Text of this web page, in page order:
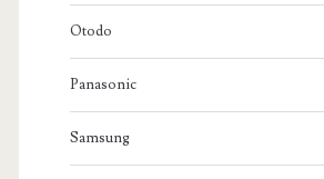
Otodo
Panasonic
Samsung